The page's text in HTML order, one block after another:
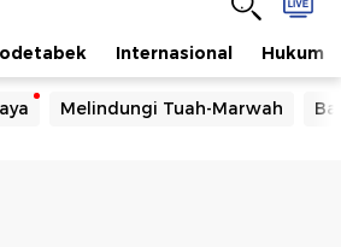
Internasional Hukum
Melindungi Tuah-Marwah